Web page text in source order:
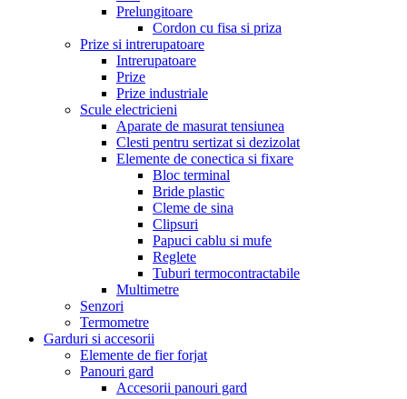
Prelungitoare
Cordon cu fisa si priza
Prize si intrerupatoare
Intrerupatoare
Prize
Prize industriale
Scule electricieni
Aparate de masurat tensiunea
Clesti pentru sertizat si dezizolat
Elemente de conectica si fixare
Bloc terminal
Bride plastic
Cleme de sina
Clipsuri
Papuci cablu si mufe
Reglete
Tuburi termocontractabile
Multimetre
Senzori
Termometre
Garduri si accesorii
Elemente de fier forjat
Panouri gard
Accesorii panouri gard